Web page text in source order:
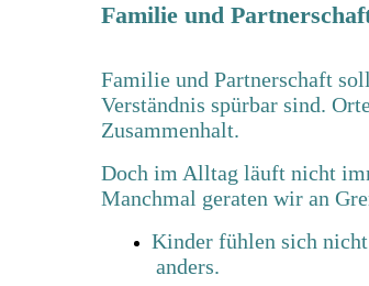
Familie und
Familie und Partnerschaft
Verständnis spürbar sind.
Zusammenhalt.
Doch im Alltag läuft nicht
Manchmal geraten wir an
Kinder fühlen sich
anders.